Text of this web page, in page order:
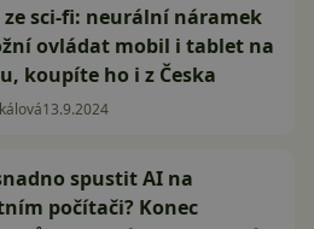
ze sci-fi: neurální náramek
ovládat mobil i tablet na
koupíte ho i z Česka
13.9.2024
spustit AI na
počítači? Konec